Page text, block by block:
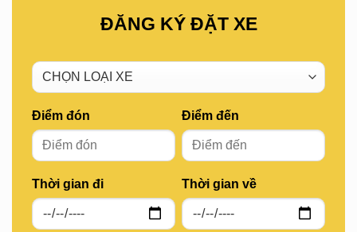
ĐĂNG KÝ ĐẶT XE
Điểm đón
Thời gian đi
Điểm đến
Thời gian về